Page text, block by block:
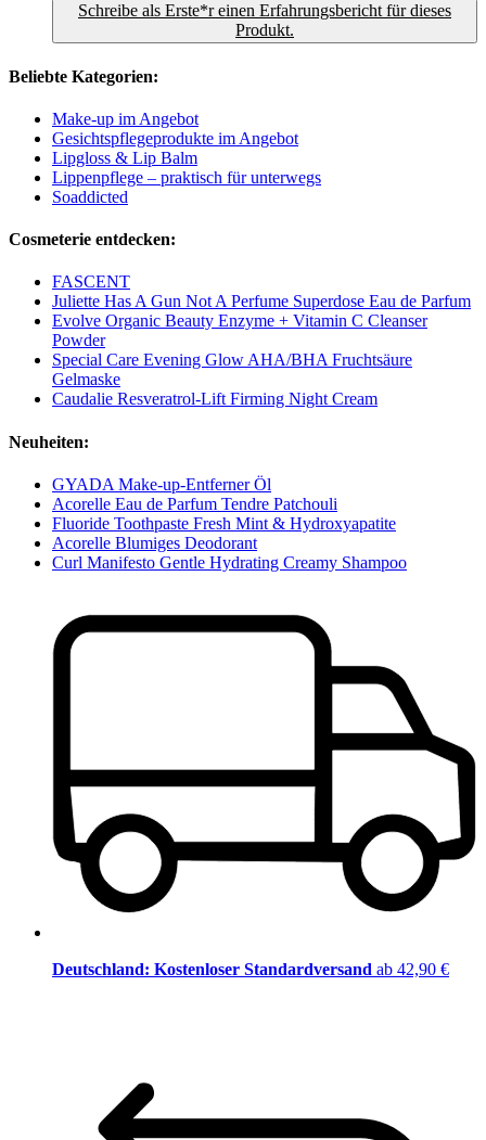
Schreibe als Erste*r einen Erfahrungsbericht für dieses
Produkt.
Beliebte Kategorien:
Make-up im Angebot
Gesichtspflegeprodukte im Angebot
Lipgloss & Lip Balm
Lippenpflege – praktisch für unterwegs
Soaddicted
Cosmeterie entdecken:
FASCENT
Juliette Has A Gun Not A Perfume Superdose Eau de Parfum
Evolve Organic Beauty Enzyme + Vitamin C Cleanser
Powder
Special Care Evening Glow AHA/BHA Fruchtsäure
Gelmaske
Caudalie Resveratrol-Lift Firming Night Cream
Neuheiten:
GYADA Make-up-Entferner Öl
Acorelle Eau de Parfum Tendre Patchouli
Fluoride Toothpaste Fresh Mint & Hydroxyapatite
Acorelle Blumiges Deodorant
Curl Manifesto Gentle Hydrating Creamy Shampoo
Deutschland: Kostenloser Standardversand ab 42,90 €